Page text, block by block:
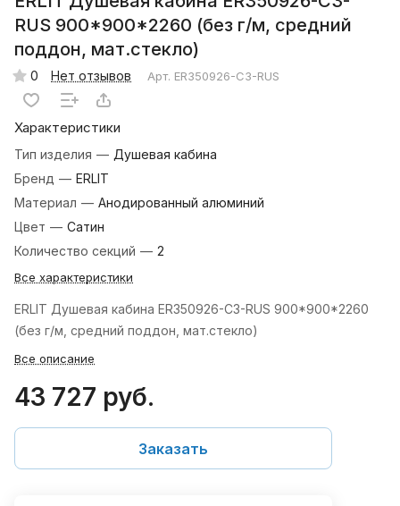
RUS 900*900*2260 (без г/м, средний
поддон, мат.стекло)
0 Нет отзывов Арт. ER350926-C3-RUS
Характеристики
Тип изделия — Душевая кабина
Бренд — ERLIT
Материал — Анодированный алюминий
Цвет — Сатин
Количество секций — 2
Все характеристики
ERLIT Душевая кабина ER350926-C3-RUS 900*900*2260
(без г/м, средний поддон, мат.стекло)
Все описание
43 727 руб.
Заказать